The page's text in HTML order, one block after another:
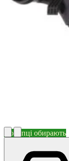
Покупці обирають